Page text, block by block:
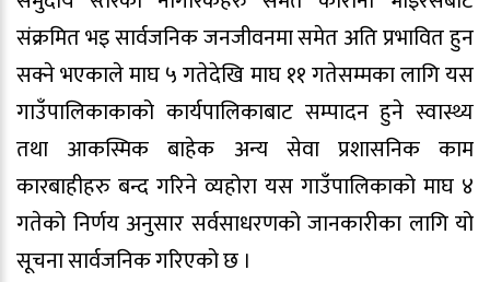
संक्रमित भइ सार्वजनिक जनजीवनमा समेत अति प्रभावित हुन
सक्ने भएकाले माघ ५ गतेदेखि माघ ११ गतेसम्मका लागि यस
गाउँपालिकाकाको कार्यपालिकाबाट सम्पादन हुने स्वास्थ्य
तथा आकस्मिक बाहेक अन्य सेवा प्रशासनिक काम
कारबाहीहरु बन्द गरिने व्यहोरा यस गाउँपालिकाको माघ ४
गतेको निर्णय अनुसार सर्वसाधरणको जानकारीका लागि यो
सूचना सार्वजनिक गरिएको छ ।